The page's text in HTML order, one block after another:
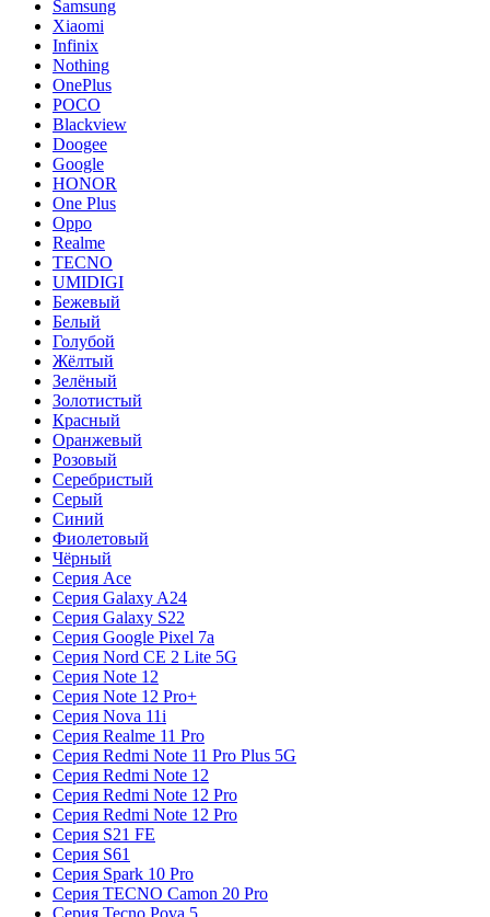
Samsung
Xiaomi
Infinix
Nothing
OnePlus
POCO
Blackview
Doogee
Google
HONOR
One Plus
Oppo
Realme
TECNO
UMIDIGI
Бежевый
Белый
Голубой
Жёлтый
Зелёный
Золотистый
Красный
Оранжевый
Розовый
Серебристый
Серый
Синий
Фиолетовый
Чёрный
Серия Ace
Серия Galaxy A24
Серия Galaxy S22
Серия Google Pixel 7a
Серия Nord CE 2 Lite 5G
Серия Note 12
Серия Note 12 Pro+
Серия Nova 11i
Серия Realme 11 Pro
Серия Redmi Note 11 Pro Plus 5G
Серия Redmi Note 12
Серия Redmi Note 12 Pro
Серия Redmi Note 12 Pro
Серия S21 FE
Серия S61
Серия Spark 10 Pro
Серия TECNO Camon 20 Pro
Серия Tecno Pova 5